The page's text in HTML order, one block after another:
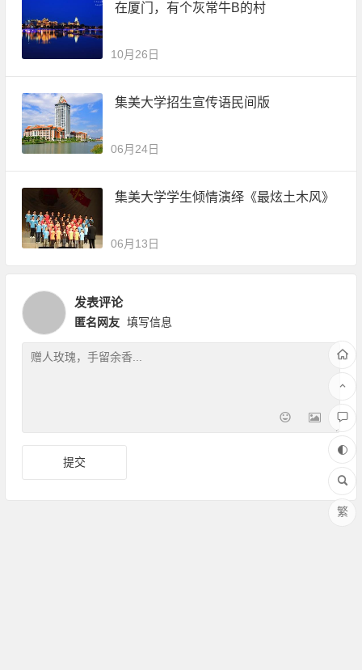
在厦门，有个灰常牛B的村
10月26日
集美大学招生宣传语民间版
06月24日
集美大学学生倾情演绎《最炫土木风》
06月13日
发表评论
匿名网友 填写信息
繁